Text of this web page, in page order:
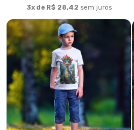
Camiseta Dino Colorido –
Direto da selva pro seu
guarda-roupa!